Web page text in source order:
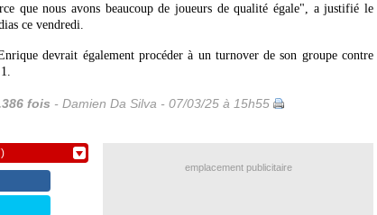
que nous avons beaucoup de joueurs de qualité égale", a justifié le
ce vendredi.
devrait également procéder à un turnover de son groupe contre
fois - Damien Da Silva - 07/03/25 à 15h55
emplacement publicitaire